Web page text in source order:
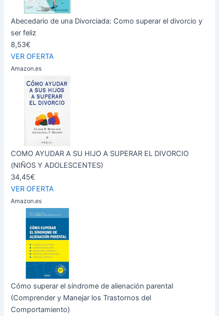
Abecedario de una Divorciada: Como superar el divorcio y
ser feliz
8,53€
VER OFERTA
Amazon.es
COMO AYUDAR A SU HIJO A SUPERAR EL DIVORCIO
(NIÑOS Y ADOLESCENTES)
34,45€
VER OFERTA
Amazon.es
Cómo superar el síndrome de alienación parental
(Comprender y Manejar los Trastornos del
Comportamiento)